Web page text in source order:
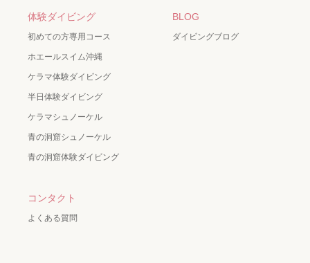
体験ダイビング
初めての方専用コース
ホエールスイム沖縄
ケラマ体験ダイビング
半日体験ダイビング
ケラマシュノーケル
青の洞窟シュノーケル
青の洞窟体験ダイビング
BLOG
ダイビングブログ
コンタクト
よくある質問